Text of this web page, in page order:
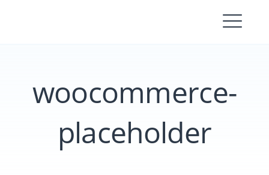
woocommerce-
placeholder